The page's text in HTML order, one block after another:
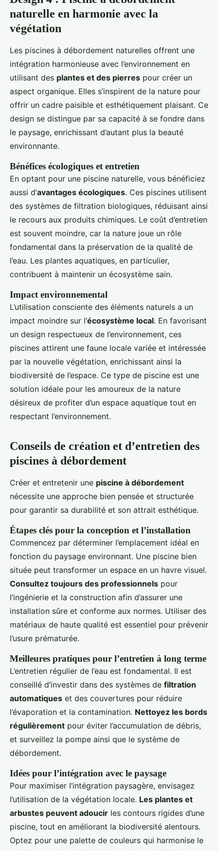
naturelle en harmonie avec la
végétation
Les piscines à débordement naturelles offrent une
intégration harmonieuse avec l’environnement en
utilisant des plantes et des pierres pour créer un
aspect organique. Elles s’inspirent de la nature pour
offrir un cadre paisible et esthétiquement plaisant. Ce
design se distingue par sa capacité à se fondre dans
le paysage, enrichissant d’autant plus la beauté
environnante.
Bénéfices écologiques et entretien
En optant pour une piscine naturelle, vous bénéficiez
aussi d’avantages écologiques. Ces piscines utilisent
des systèmes de filtration biologiques, réduisant ainsi
le recours aux produits chimiques. Le coût d’entretien
est souvent moindre, car la nature joue un rôle
fondamental dans la préservation de la qualité de
l’eau. Les plantes aquatiques, en particulier,
contribuent à maintenir un écosystème sain.
Impact environnemental
L’utilisation consciente des éléments naturels a un
impact moindre sur l’écosystème local. En favorisant
un design respectueux de l’environnement, ces
piscines attirent une faune locale variée et intéressée
par la nouvelle végétation, enrichissant ainsi la
biodiversité de l’espace. Ce type de piscine est une
solution idéale pour les amoureux de la nature
désireux de profiter d’un espace aquatique tout en
respectant l’environnement.
Conseils de création et d’entretien des
piscines à débordement
Créer et entretenir une piscine à débordement
nécessite une approche bien pensée et structurée
pour garantir sa durabilité et son attrait esthétique.
Étapes clés pour la conception et l’installation
Commencez par déterminer l’emplacement idéal en
fonction du paysage environnant. Une piscine bien
située peut transformer un espace en un havre visuel.
Consultez toujours des professionnels pour
l’ingénierie et la construction afin d’assurer une
installation sûre et conforme aux normes. Utiliser des
matériaux de haute qualité est essentiel pour prévenir
l’usure prématurée.
Meilleures pratiques pour l’entretien à long terme
L’entretien régulier de l’eau est fondamental. Il est
conseillé d’investir dans des systèmes de filtration
automatiques et des couvertures pour réduire
l’évaporation et la contamination. Nettoyez les bords
régulièrement pour éviter l’accumulation de débris,
et surveillez la pompe ainsi que le système de
débordement.
Idées pour l’intégration avec le paysage
Pour maximiser l’intégration paysagère, envisagez
l’utilisation de la végétation locale. Les plantes et
arbustes peuvent adoucir les contours rigides d’une
piscine, tout en améliorant la biodiversité alentours.
Optez pour une palette de couleurs qui harmonise le